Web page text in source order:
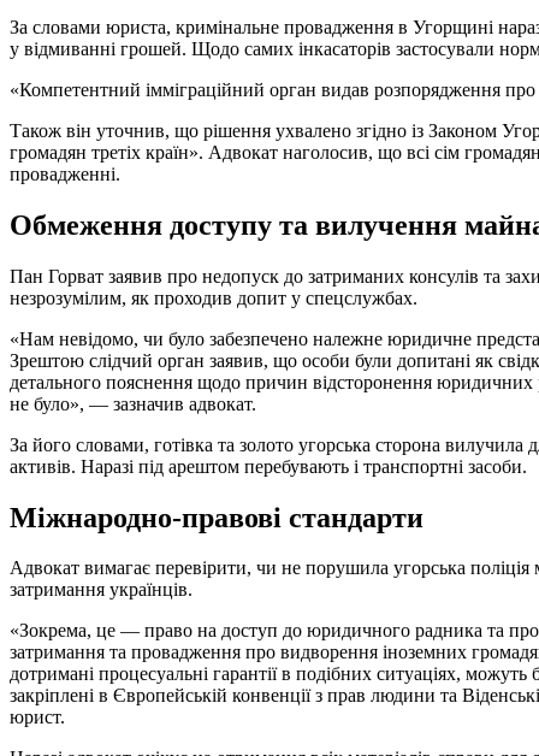
За словами юриста, кримінальне провадження в Угорщині
у відмиванні грошей. Щодо самих інкасаторів застосували
«Компетентний імміграційний орган видав розпорядження
Також він уточнив, що рішення ухвалено згідно із Законом
громадян третіх країн». Адвокат наголосив, що всі сім
провадженні.
Обмеження доступу та вилучення
Пан Горват заявив про недопуск до затриманих консулів та
незрозумілим, як проходив допит у спецслужбах.
«Нам невідомо, чи було забезпечено належне юридичне
Зрештою слідчий орган заявив, що особи були допитані як
детального пояснення щодо причин відсторонення
не було», — зазначив адвокат.
За його словами, готівка та золото угорська сторона
активів. Наразі під арештом перебувають і транспортні засоби.
Міжнародно-правові стандарти
Адвокат вимагає перевірити, чи не порушила угорська
затримання українців.
«Зокрема, це — право на доступ до юридичного радника та
затримання та провадження про видворення іноземних
дотримані процесуальні гарантії в подібних ситуаціях,
закріплені в Європейській конвенції з прав людини та
юрист.